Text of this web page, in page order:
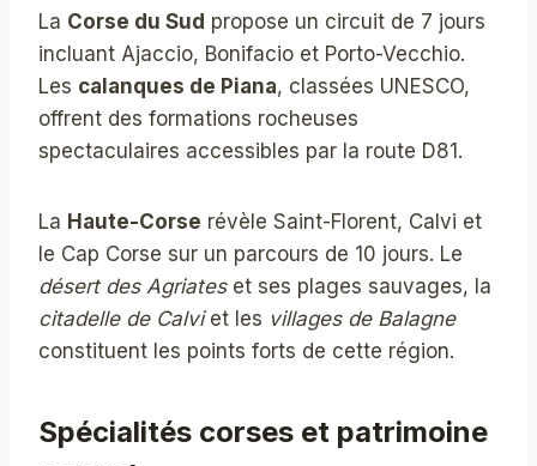
La Corse du Sud propose un circuit de 7 jours
incluant Ajaccio, Bonifacio et Porto-Vecchio.
Les calanques de Piana, classées UNESCO,
offrent des formations rocheuses
spectaculaires accessibles par la route D81.
La Haute-Corse révèle Saint-Florent, Calvi et
le Cap Corse sur un parcours de 10 jours. Le
désert des Agriateset ses plages sauvages, la
citadelle de Calviet les villages de Balagne
constituent les points forts de cette région.
Spécialités corses et patrimoine